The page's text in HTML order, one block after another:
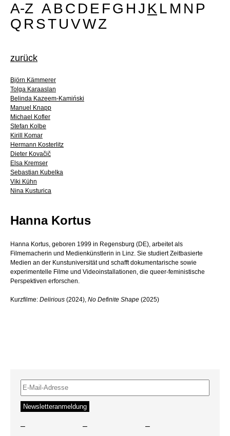
A-Z A BC D E FG HJ K L M N P
Q RSTUVWZ
zurück
Björn Kämmerer
Tolga Karaaslan
Belinda Kazeem-Kamiński
Manuel Knapp
Michael Kofler
Stefan Kolbe
Kirill Komar
Hermann Kosterlitz
Dieter Kovačič
Elsa Kremser
Sebastian Kubelka
Viki Kühn
Nina Kusturica
Hanna Kortus
Hanna Kortus, geboren 1999 in Regensburg (DE), arbeitet als
Filmemacherin und Medienkünstlerin in Linz. Sie studiert Zeitbasierte
Medien an der Kunstuniversität und schafft dokumentarische sowie
experimentelle Filme und Videoinstallationen, die queer-feministische
Perspektiven erforschen.
Kurzfilme: Delirious (2024), No Definite Shape (2025)
– – –